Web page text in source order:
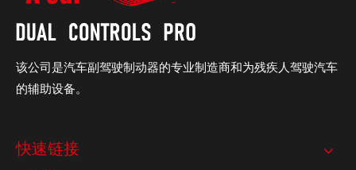
该公司是汽车副驾驶制动器的专业制造商和为残疾人驾驶汽车
的辅助设备。
快速链接